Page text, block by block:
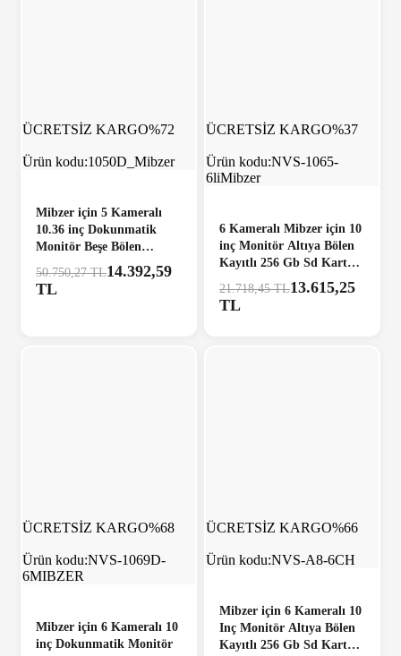
ÜCRETSİZ KARGO%72
Ürün kodu:1050D_Mibzer
Mibzer için 5 Kameralı
10.36 inç Dokunmatik
Monitör Beşe Bölen
Kayıtlı 256 Gb Sd Kart
Destekli
50.750,27 TL14.392,59
TL
ÜCRETSİZ KARGO%37
Ürün kodu:NVS-1065-
6liMibzer
6 Kameralı Mibzer için 10
inç Monitör Altıya Bölen
Kayıtlı 256 Gb Sd Kart
21.718,45 TL13.615,25
TL
ÜCRETSİZ KARGO%68
Ürün kodu:NVS-1069D-
6MIBZER
Mibzer için 6 Kameralı 10
inç Dokunmatik Monitör
ÜCRETSİZ KARGO%66
Ürün kodu:NVS-A8-6CH
Mibzer için 6 Kameralı 10
Inç Monitör Altıya Bölen
Kayıtlı 256 Gb Sd Kart